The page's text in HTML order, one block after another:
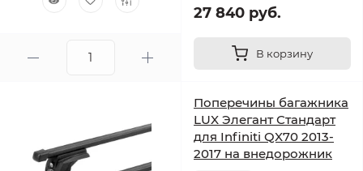
27 840 руб.
В корзину
Поперечины багажника
LUX Элегант Стандарт
для Infiniti QX70 2013-
2017 на внедорожник